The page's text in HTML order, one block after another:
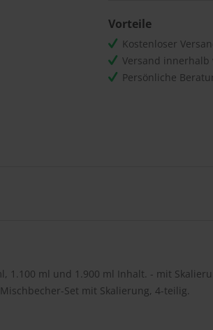
Vorteile
Kostenloser
Versand innerhalb
Persönliche
1.100 ml und 1.900 ml Inhalt. - mit
Set mit Skalierung, 4-teilig.